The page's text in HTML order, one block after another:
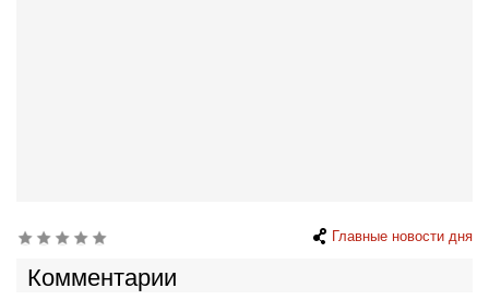
Главные новости дня
Комментарии